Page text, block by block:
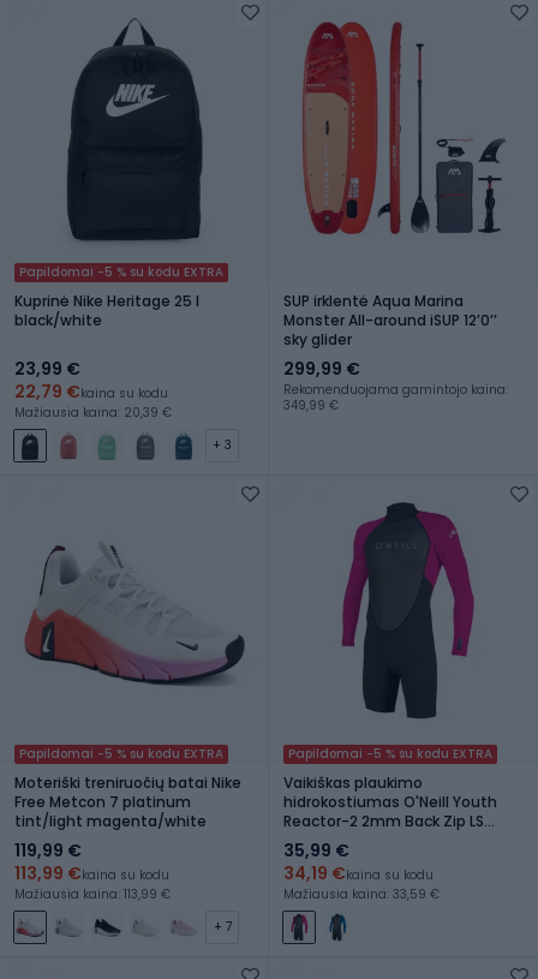
Papildomai -5 % su kodu EXTRA
Kuprinė Nike Heritage 25 l
black/white
23,99 €
22,79 €kaina su kodu
Mažiausia kaina: 20,39 €
+ 3
SUP irklentė Aqua Marina
Monster All-around iSUP 12ʼ0ʼʼ
sky glider
299,99 €
Rekomenduojama gamintojo kaina:
349,99 €
Papildomai -5 % su kodu EXTRA
Moteriški treniruočių batai Nike
Free Metcon 7 platinum
tint/light magenta/white
119,99 €
113,99 €kaina su kodu
Mažiausia kaina: 113,99 €
+ 7
Papildomai -5 % su kodu EXTRA
Vaikiškas plaukimo
hidrokostiumas O'Neill Youth
Reactor-2 2mm Back Zip LS
Spring black/berry
35,99 €
34,19 €kaina su kodu
Mažiausia kaina: 33,59 €